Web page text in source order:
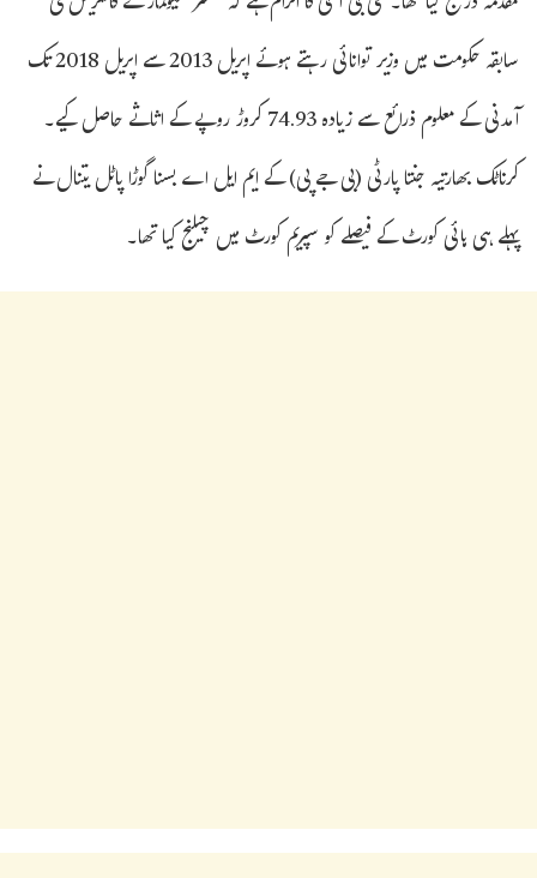
سابقہ ​​حکومت میں وزیر توانائی رہتے ہوئے اپریل 2013 سے اپریل 2018 تک
آمدنی کے معلوم ذرائع سے زیادہ 74.93 کروڑ روپے کے اثاثے حاصل کیے۔
کرناٹک بھارتیہ جنتا پارٹی (بی جے پی) کے ایم ایل اے بسنا گوڑا پاٹل یتنال نے
پہلے ہی ہائی کورٹ کے فیصلے کو سپریم کورٹ میں چیلنج کیا تھا۔